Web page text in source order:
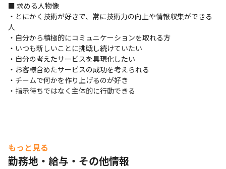
＜募集背景＞
『eventos』はリアル／オンラインイベントに必要な機能を搭載
し、
ノーコードで更新できるイベント管理プラットフォームです。
2015年に「イベント業界向けパッケージアプリ」として誕生し、
2018年にはサービス耐久年数を超えていたこともあり、フルリニ
ューアル致しました。
2020年にはコロナの影響で、リアルイベントで利用されるアプリ
べく、現在リソースを投入しています！
■ この仕事の面白み、魅力
■ 求める人物像
・とにかく技術が好きで、常に技術力の向上や情報収集ができる
人
・自分から積極的にコミュニケーションを取れる方
・いつも新しいことに挑戦し続けていたい
・自分の考えたサービスを具現化したい
・お客様含めたサービスの成功を考えられる
・チームで何かを作り上げるのが好き
・指示待ちではなく主体的に行動できる
もっと見る
勤務地・給与・その他情報